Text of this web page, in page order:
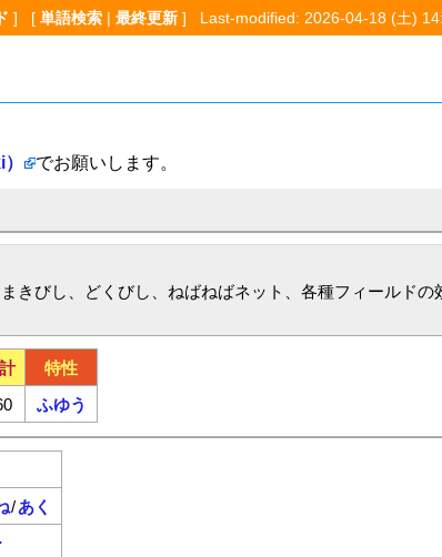
] [ 単語検索| 最終更新] Last-modified: 2026-04-18 (土)
でお願いします。
びし、どくびし、ねばねばネット、各種フィールドの
特性
ふゆう
/あく